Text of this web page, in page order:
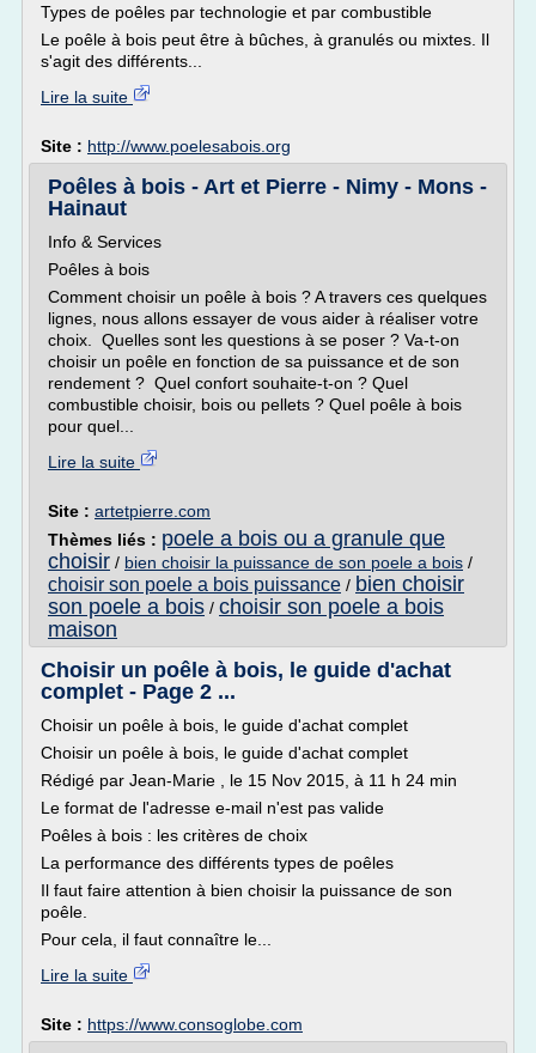
Types de poêles par technologie et par combustible
Le poêle à bois peut être à bûches, à granulés ou mixtes. Il
s'agit des différents...
Lire la suite
Site : http://www.poelesabois.org
Poêles à bois - Art et Pierre - Nimy - Mons -
Hainaut
Info & Services
Poêles à bois
Comment choisir un poêle à bois ? A travers ces quelques
lignes, nous allons essayer de vous aider à réaliser votre
choix. Quelles sont les questions à se poser ? Va-t-on
choisir un poêle en fonction de sa puissance et de son
rendement ? Quel confort souhaite-t-on ? Quel
combustible choisir, bois ou pellets ? Quel poêle à bois
pour quel...
Lire la suite
Site : artetpierre.com
Thèmes liés : poele a bois ou a granule que
choisir / bien choisir la puissance de son poele a bois /
choisir son poele a bois puissance / bien choisir
son poele a bois / choisir son poele a bois
maison
Choisir un poêle à bois, le guide d'achat
complet - Page 2 ...
Choisir un poêle à bois, le guide d'achat complet
Choisir un poêle à bois, le guide d'achat complet
Rédigé par Jean-Marie , le 15 Nov 2015, à 11 h 24 min
Le format de l'adresse e-mail n'est pas valide
Poêles à bois : les critères de choix
La performance des différents types de poêles
Il faut faire attention à bien choisir la puissance de son
poêle.
Pour cela, il faut connaître le...
Lire la suite
Site : https://www.consoglobe.com